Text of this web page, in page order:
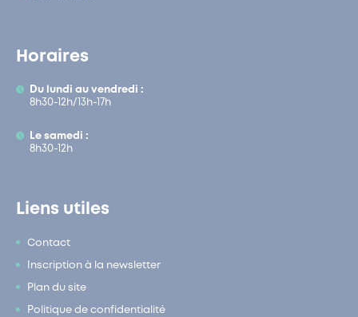
Horaires
Du lundi au vendredi :
8h30-12h/13h-17h
Le samedi :
8h30-12h
Liens utiles
Contact
Inscription à la newsletter
Plan du site
Politique de confidentialité